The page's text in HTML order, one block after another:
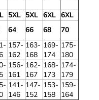
5XL 5XL 6XL 6XL
64 66 68
70
157-
162
163-
168
169-
174
175-
180
156-
161
162-
167
168-
173
174-
179
141-
146
147-
152
153-
158
159-
164